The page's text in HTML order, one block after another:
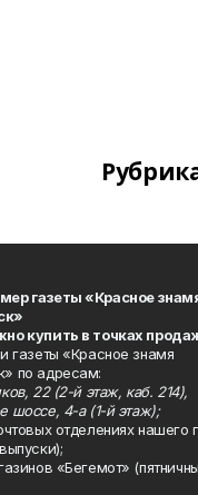
газеты «Красное
купить в точках
газеты «Красное знамя
по адресам:
22 (2-й этаж, каб. 214),
шоссе, 4-а (1-й этаж);
отделениях нашего
«Бегемот»